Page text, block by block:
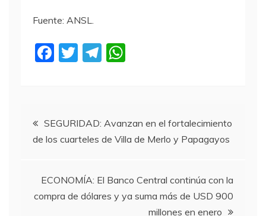
Fuente: ANSL.
F
b
o
k
T
T
a
m
A
p
Navegación
de
entradas
SEGURIDAD: Avanzan en el fortalecimiento
de los cuarteles de Villa de Merlo y Papagayos
ECONOMÍA: El Banco Central continúa con la
compra de dólares y ya suma más de USD 900
millones en enero